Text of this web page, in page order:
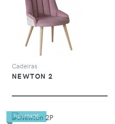
VER
Cadeiras
NEWTON 2
NOVIDADE